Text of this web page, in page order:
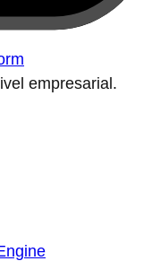
empresarial.